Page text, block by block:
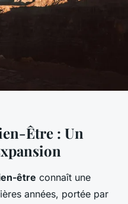
Être : Un
être connaît une
années, portée par